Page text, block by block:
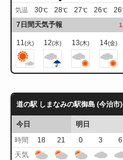
気温 30℃ 28℃ 27℃ 26℃ 26
7日間天気予報
11(火) 12(水) 13(木) 14(金)
道の駅 しまなみの駅御島 (今治市
今日
明日
時間
18 21 0 3 6
天気